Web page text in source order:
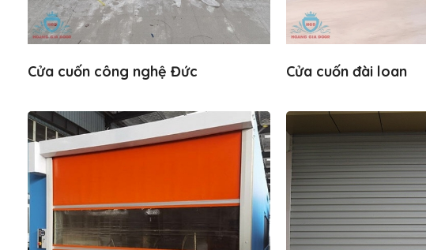
Cửa cuốn công nghệ Đức Cửa cuốn đài loan